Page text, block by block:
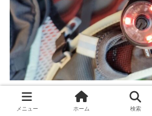
セーフティライトは前方を照ら
メニュー ホーム 検索